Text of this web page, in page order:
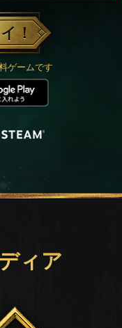
！
ゲームです
ィア